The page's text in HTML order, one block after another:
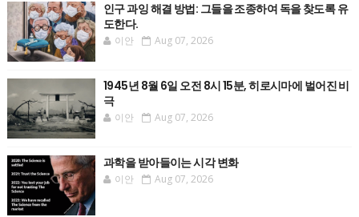
인구 과잉 해결 방법: 그들을 조종하여 독을 찾도록 유
도한다.
이안 Aug 07, 2026
1945년 8월 6일 오전 8시 15분, 히로시마에 벌어진 비
극
이안 Aug 07, 2026
과학을 받아들이는 시각 변화
이안 Aug 07, 2026